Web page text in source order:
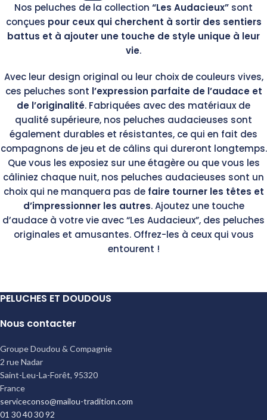
Nos peluches de la collection “Les Audacieux” sont
conçues pour ceux qui cherchent à sortir des sentiers
battus et à ajouter une touche de style unique à leur
vie.
Avec leur design original ou leur choix de couleurs vives,
ces peluches sont l’expression parfaite de l’audace et
de l’originalité. Fabriquées avec des matériaux de
qualité supérieure, nos peluches audacieuses sont
également durables et résistantes, ce qui en fait des
compagnons de jeu et de câlins qui dureront longtemps.
Que vous les exposiez sur une étagère ou que vous les
câliniez chaque nuit, nos peluches audacieuses sont un
choix qui ne manquera pas de faire tourner les têtes et
d’impressionner les autres. Ajoutez une touche
d’audace à votre vie avec “Les Audacieux”, des peluches
originales et amusantes. Offrez-les à ceux qui vous
entourent !
PELUCHES ET DOUDOUS
Nous contacter
Groupe Doudou & Compagnie
2 rue Nadar
Saint-Leu-La-Forêt, 95320
France
serviceconso@mailou-tradition.com
01 30 40 30 92